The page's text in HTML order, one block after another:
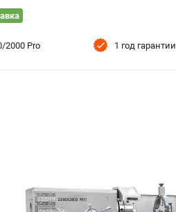
2000 Pro 1 год гарантии